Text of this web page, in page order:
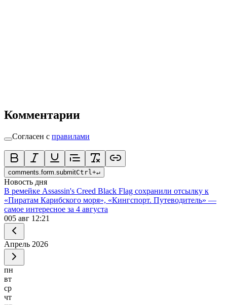
Комментарии
Согласен с правилами
comments.form.submitCtrl +↵
Новость дня
В ремейке Assassin's Creed Black Flag сохранили отсылку к
«Пиратам Карибского моря», «Кингспорт. Путеводитель» —
самое интересное за 4 августа
005 авг 12:21
Апрель 2026
пн
вт
ср
чт